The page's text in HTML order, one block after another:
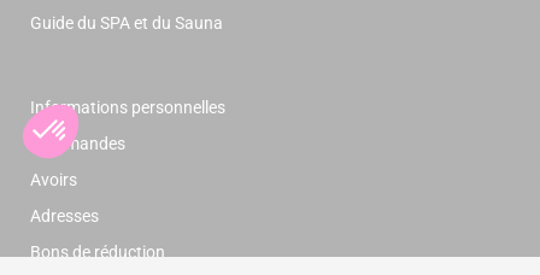
Guide du SPA et du Sauna
Informations personnelles
Commandes
Avoirs
Adresses
Bons de réduction